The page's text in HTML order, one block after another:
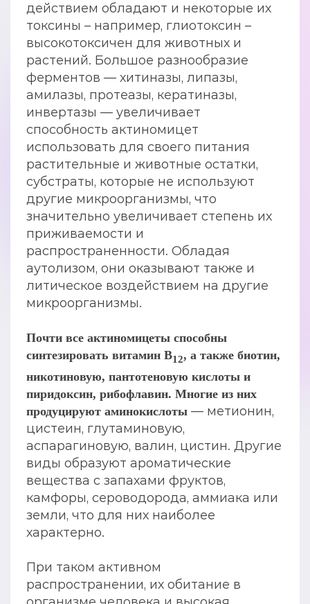
действием обладают и некоторые их
токсины – например, глиотоксин –
высокотоксичен для животных и
растений. Большое разнообразие
ферментов — хитиназы, липазы,
амилазы, протеазы, кератиназы,
инвертазы — увеличивает
способность актиномицет
использовать для своего питания
растительные и животные остатки,
субстраты, которые не используют
другие микроорганизмы, что
значительно увеличивает степень их
приживаемости и
распространенности. Обладая
аутолизом, они оказывают также и
литическое воздействием на другие
микроорганизмы.
Почти все актиномицеты способны
синтезировать витамин В12, а также биотин,
никотиновую, пантотеновую кислоты и
пиридоксин, рибофлавин. Многие из них
продуцируют аминокислоты — метионин,
цистеин, глутаминовую,
аспарагиновую, валин, цистин. Другие
виды образуют ароматические
вещества с запахами фруктов,
камфоры, сероводорода, аммиака или
земли, что для них наиболее
характерно.
При таком активном
распространении, их обитание в